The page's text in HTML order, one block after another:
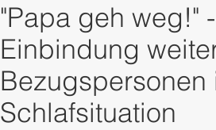
"Papa geh weg!"
Einbindung
Bezugspersonen
Schlafsituation